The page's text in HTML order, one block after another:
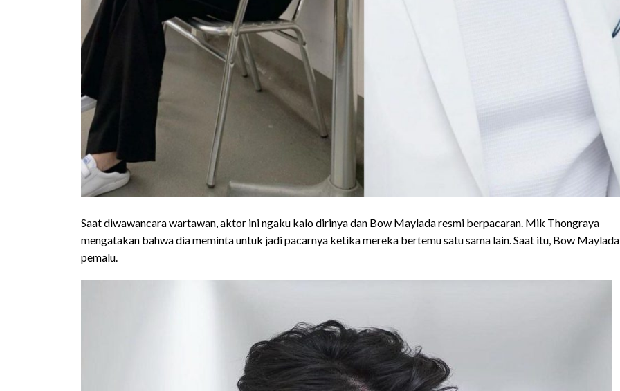
Saat diwawancara wartawan, aktor ini ngaku kalo dirinya dan Bow Maylada resmi berpacaran. Mik Thongraya
mengatakan bahwa dia meminta untuk jadi pacarnya ketika mereka bertemu satu sama lain. Saat itu, Bow
pemalu.